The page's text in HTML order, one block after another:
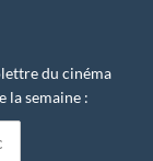
du cinéma
la semaine :